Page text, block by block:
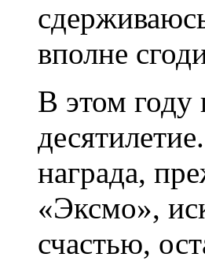
вполне
В этом году
награда,
«Эксмо»,
счастью,